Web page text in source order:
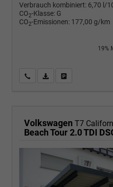
Verbrauch kombiniert: 6,70 l/
CO2-Klasse: G
CO2-Emissionen: 177,00 g/km
19%
Wir rufen Sie anPDF-Fahrzeugexposé
Volkswagen T7
Beach Tour 2.0 TDI